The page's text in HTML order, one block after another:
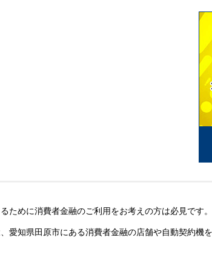
ために消費者金融のご利用をお考えの方は必見です。
愛知県田原市にある消費者金融の店舗や自動契約機